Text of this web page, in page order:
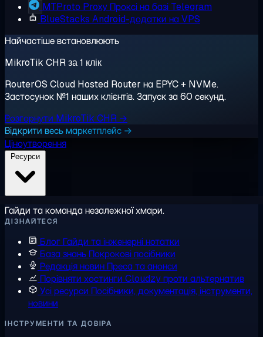
MTProto Proxy Проксі на базі Telegram
BlueStacks Android-додатки на VPS
Найчастіше встановлюють
MikroTik CHR за 1 клік
RouterOS Cloud Hosted Router на EPYC + NVMe.
Застосунок №1 наших клієнтів. Запуск за 60 секунд.
Розгорнути MikroTik CHR →
Відкрити весь маркетплейс →
Ціноутворення
Гайди та команда незалежної хмари.
ДІЗНАЙТЕСЯ
Блог Гайди та інженерні нотатки
База знань Покрокові посібники
Редакція новин Преса та анонси
Порівняти хостинги Cloudzy проти альтернатив
Усі ресурси Посібники, документація, інструменти,
новини
ІНСТРУМЕНТИ ТА ДОВІРА